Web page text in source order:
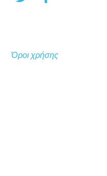
Όροι χρήσης